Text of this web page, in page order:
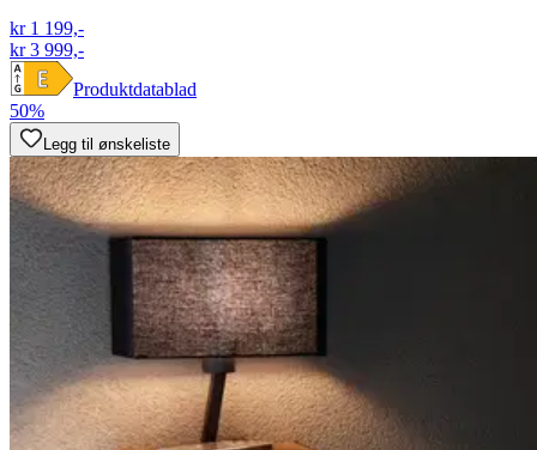
kr 1 199,-
kr 3 999,-
Produktdatablad
50%
Legg til ønskeliste